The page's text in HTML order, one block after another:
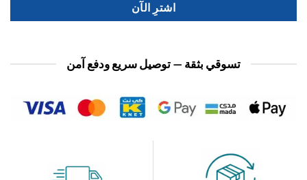
اشترِ الآن
تسوقي بثقة — توصيل سريع ودفع آمن